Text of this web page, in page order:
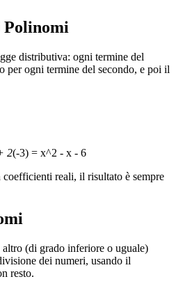
distributiva: ogni termine del
ogni termine del secondo, e poi il
2(-3) = x^2 - x - 6
reali, il risultato è sempre
(di grado inferiore o uguale)
dei numeri, usando il
resto.